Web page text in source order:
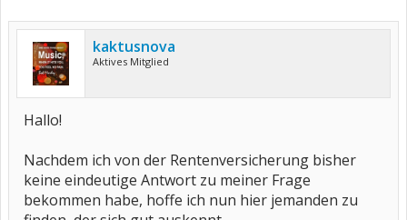
kaktusnova
Aktives Mitglied
Hallo!
Nachdem ich von der Rentenversicherung bisher
keine eindeutige Antwort zu meiner Frage
bekommen habe, hoffe ich nun hier jemanden zu